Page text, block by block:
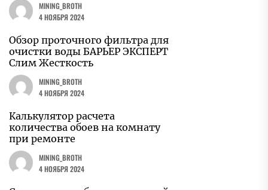
MINING_BROTH
4 НОЯБРЯ 2024
Обзор проточного фильтра для
очистки воды БАРЬЕР ЭКСПЕРТ
Слим Жесткость
MINING_BROTH
4 НОЯБРЯ 2024
Калькулятор расчета
количества обоев на комнату
при ремонте
MINING_BROTH
4 НОЯБРЯ 2024